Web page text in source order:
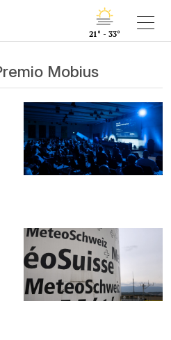
21° - 33°
Mobius